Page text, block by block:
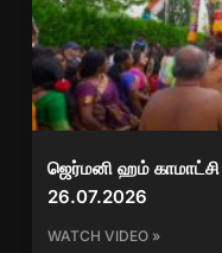
ஜெர்மனி ஹம்
26.07.2026
WATCH VIDEO »